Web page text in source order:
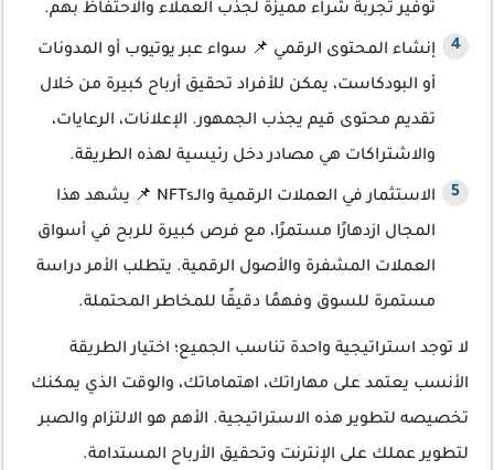
توفير تجربة شراء مميزة لجذب العملاء والاحتفاظ بهم.
إنشاء المحتوى الرقمي 📌 سواء عبر يوتيوب أو المدونات
أو البودكاست، يمكن للأفراد تحقيق أرباح كبيرة من خلال
تقديم محتوى قيم يجذب الجمهور. الإعلانات، الرعايات،
والاشتراكات هي مصادر دخل رئيسية لهذه الطريقة.
الاستثمار في العملات الرقمية والـNFTs 📌 يشهد هذا
المجال ازدهارًا مستمرًا، مع فرص كبيرة للربح في أسواق
العملات المشفرة والأصول الرقمية. يتطلب الأمر دراسة
مستمرة للسوق وفهمًا دقيقًا للمخاطر المحتملة.
لا توجد استراتيجية واحدة تناسب الجميع؛ اختيار الطريقة
الأنسب يعتمد على مهاراتك، اهتماماتك، والوقت الذي يمكنك
تخصيصه لتطوير هذه الاستراتيجية. الأهم هو الالتزام والصبر
لتطوير عملك على الإنترنت وتحقيق الأرباح المستدامة.